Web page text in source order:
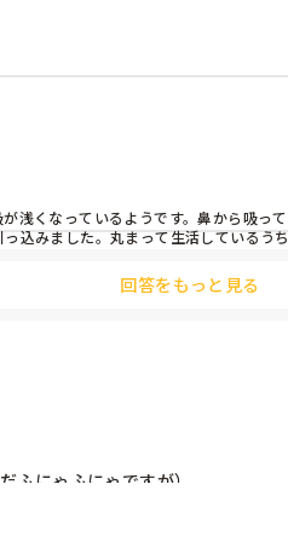
浅くなっているようです。鼻から吸
込みました。丸まって生活している
みると効果的かもしれません。
して、、コンディションを整えて挑
回答をもっと見る
ふにゃふにゃですが）